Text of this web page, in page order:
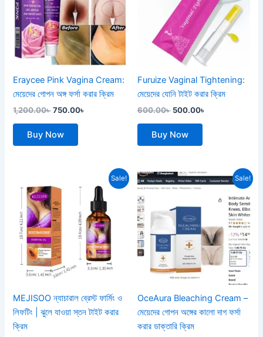
Eraycee Pink Vagina Cream:
মেয়েদের গোপন অঙ্গ ফর্সা করার ক্রিম
1,200.00৳750.00৳
Buy Now
Furuize Vaginal Tightening:
মেয়েদের যোনি টাইট করার ক্রিম
600.00৳ 500.00৳
Buy Now
Sale!
MEJISOO ন্যাচারাল ব্রেস্ট ফার্মিং ও
লিফটিং | ঝুলে যাওয়া স্তন টাইট করার
ক্রিম
price
was:
900.00৳ .
Current
price
750.00৳ .
Sale!
OceAura Bleaching Cream –
মেয়েদের গোপন অঙ্গের কালো দাগ ফর্সা
করার ডাক্তারি ক্রিম
Original
price
1,600.00৳ .
Current
price
1,250.00৳ .